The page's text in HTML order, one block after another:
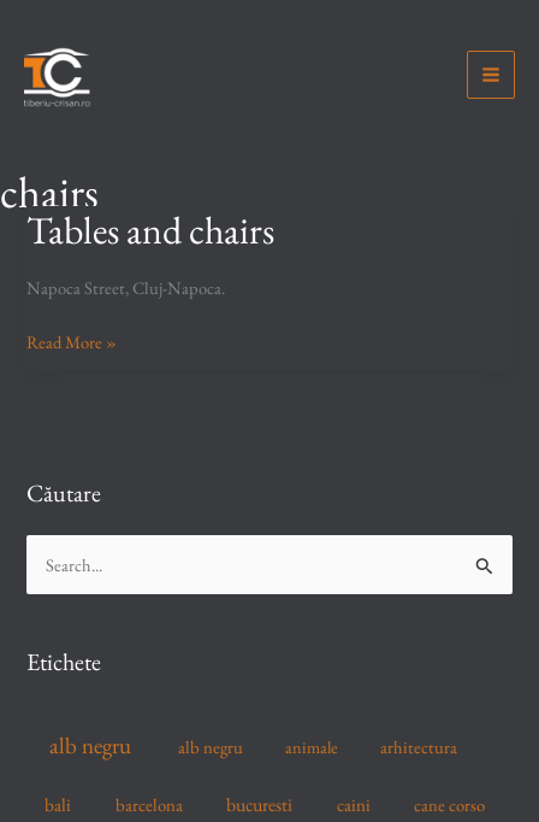
content
chairs
Tables and chairs
Napoca Street, Cluj-Napoca.
Tables
Read More »
Căutare
e
rEtichete
alb negru alb negru animale arhitectura
bali barcelona bucuresti caini cane corso